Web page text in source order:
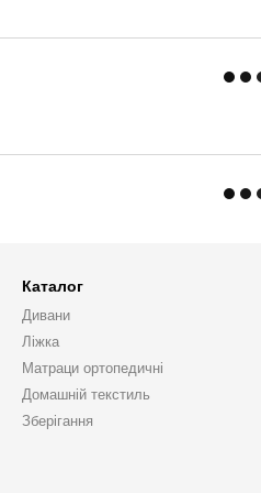
Каталог
Дивани
Ліжка
Матраци ортопедичні
Домашній текстиль
Зберігання